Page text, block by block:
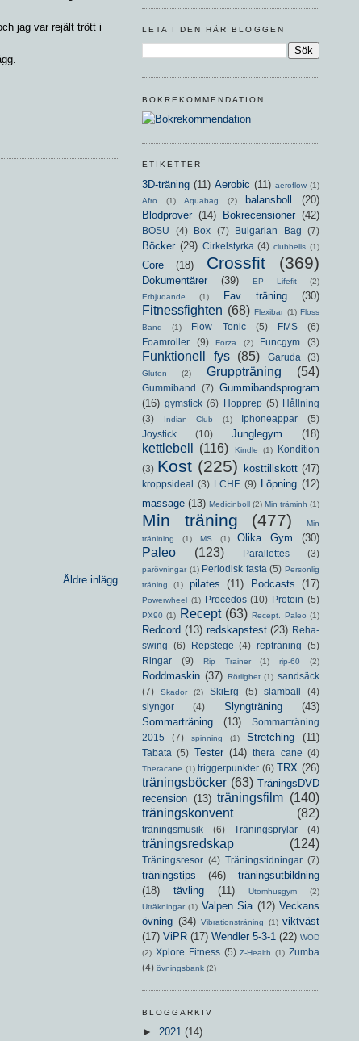
jag var rejält trött i
Äldre inlägg
LETA I DEN HÄR BLOGGEN
BOKREKOMMENDATION
ETIKETTER
3D-träning (11) Aerobic (11) aeroflow (1)
Afro
(1) Aquabag (2) balansboll
(20)
Blodprover (14) Bokrecensioner (42)
BOSU (4) Box (7) Bulgarian Bag (7)
Böcker (29) Cirkelstyrka (4) clubbells (1)
Core (18) Crossfit (369)
Dokumentärer (39) EP Lifefit
(2)
Erbjudande
(1) Fav träning (30)
Fitnessfighten (68) Flexibar (1) Floss
Band
(1) Flow Tonic (5) FMS
(6)
Foamroller
(9) Forza (2) Funcgym (3)
Funktionell fys (85) Garuda (3)
Gluten (2) Gruppträning (54)
Gummiband (7) Gummibandsprogram
(16) gymstick (6) Hopprep (5) Hållning
(3)
Indian Club (1) Iphoneappar
(5)
Joystick
(10) Junglegym (18)
kettlebell (116) Kindle (1)
Kondition
(3) Kost (225) kosttillskott (47)
kroppsideal (3) LCHF (9) Löpning (12)
massage (13) Medicinboll (2) Min träminh (1)
Min träning (477)
Min
tränining
(1) MS (1) Olika Gym (30)
Paleo (123) Parallettes (3)
parövningar (1) Periodisk fasta (5) Personlig
träning
(1) pilates (11) Podcasts (17)
Powerwheel (1) Procedos (10) Protein (5)
PX90 (1) Recept (63) Recept. Paleo (1)
Redcord (13) redskapstest (23) Reha-
swing
(6) Repstege (4) repträning
(5)
Ringar
(9) Rip Trainer (1) rip-60 (2)
Roddmaskin (37) Rörlighet (1) sandsäck
(7)
Skador (2) SkiErg (5) slamball
(4)
slyngor
(4) Slyngträning
(43)
Sommarträning
(13)
Sommarträning
2015
(7) spinning (1) Stretching (11)
Tabata (5) Tester (14) thera cane (4)
Theracane (1) triggerpunkter (6) TRX (26)
träningsböcker (63) TräningsDVD
recension (13) träningsfilm (140)
träningskonvent
(82)
träningsmusik (6) Träningsprylar (4)
träningsredskap (124)
Träningsresor (4) Träningstidningar (7)
träningstips (46)
träningsutbildning
(18)
tävling (11) Utomhusgym
(2)
Uträkningar (1) Valpen Sia (12) Veckans
övning (34) Vibrationsträning (1) viktväst
(17) ViPR (17) Wendler 5-3-1 (22) WOD
(2) Xplore Fitness (5) Z-Health (1) Zumba
(4) övningsbank (2)
BLOGGARKIV
► 2021 (14)